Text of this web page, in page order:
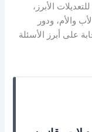
الأبرز،
والأم، ودور
على أبرز الأسئلة